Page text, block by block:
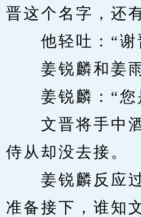
晋这个名字，还
他轻吐：“谢
姜锐麟和姜雨
姜锐麟：“您
文晋将手中酒
侍从却没去接。
姜锐麟反应过
准备接下，谁知